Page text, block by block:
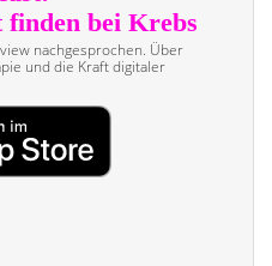
nach­gesprochen. Über
und die Kraft digitaler